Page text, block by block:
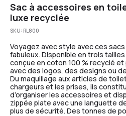
Sac à accessoires en
luxe recyclée
SKU: RL800
Voyagez avec style avec ces
fabuleux. Disponible en trois
conçue en coton 100 % recyclé
avec des logos, des designs ou
Du maquillage aux articles de
chargeurs et les prises, ils
d’organiser les accessoires et
zippée plate avec une languette
plus de sécurité. Des tonnes de